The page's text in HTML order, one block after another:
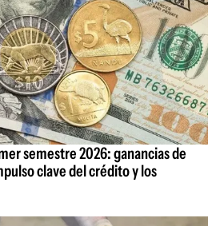
semestre 2026: ganancias de
clave del crédito y los